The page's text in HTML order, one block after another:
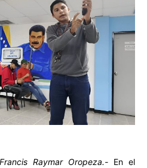
Raymar Oropeza.- En el